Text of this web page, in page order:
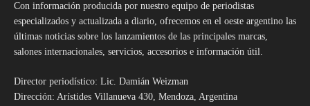
Con información producida por nuestro equipo de periodistas
especializados y actualizada a diario, ofrecemos en el oeste argentino las
últimas noticias sobre los lanzamientos de las principales marcas,
salones internacionales, servicios, accesorios e información útil.
Director periodístico: Lic. Damián Weizman
Dirección: Arístides Villanueva 430, Mendoza, Argentina